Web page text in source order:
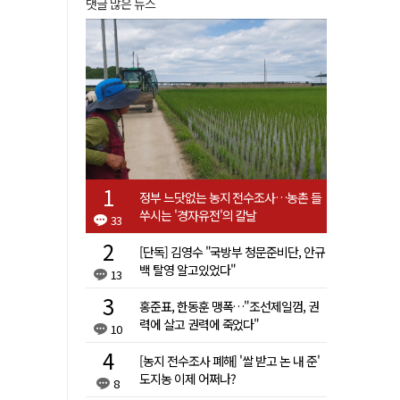
댓글 많은 뉴스
33
정부 느닷없는 농지 전수조사…농촌 들
쑤시는 '경자유전'의 칼날
13
[단독] 김영수 "국방부 청문준비단, 안규
백 탈영 알고있었다"
10
홍준표, 한동훈 맹폭…"조선제일껌, 권
력에 살고 권력에 죽었다"
8
[농지 전수조사 폐해] '쌀 받고 논 내 준'
도지농 이제 어쩌나?